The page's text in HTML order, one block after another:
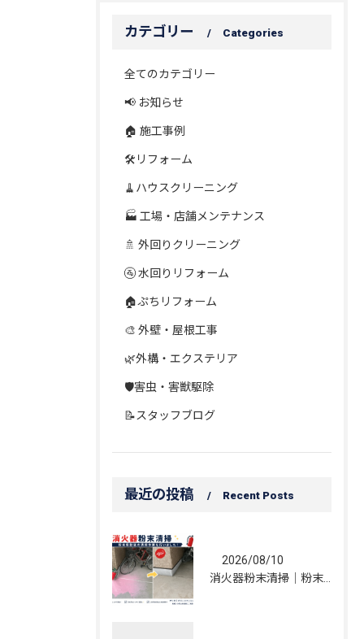
カテゴリー Categories
全てのカテゴリー
📢 お知らせ
🏠 施工事例
🛠️リフォーム
🧹ハウスクリーニング
🏭 工場・店舗メンテナンス
🚿 外回りクリーニング
🚰 水回りリフォーム
🏠ぷちリフォーム
🎨 外壁・屋根工事
🌿外構・エクステリア
🛡️害虫・害獣駆除
📝スタッフブログ
最近の投稿 Recent Posts
2026/08/10